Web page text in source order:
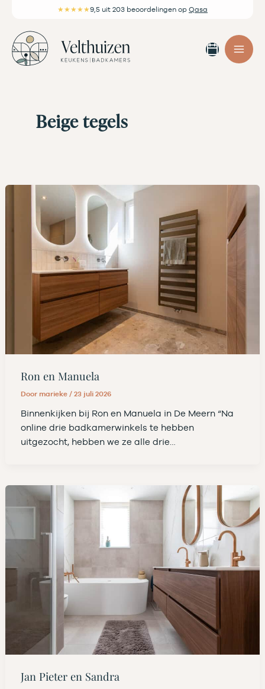
inhoud
★★★★★9,5 uit 203 beoordelingen op Qasa
maken
Beige tegels
Ron en Manuela
Doormarieke/23 juli 2026
Binnenkijken bij Ron en Manuela in De Meern “Na
online drie badkamerwinkels te hebben
uitgezocht, hebben we ze alle drie…
Jan Pieter en Sandra